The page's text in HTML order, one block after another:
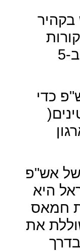
שונים הוא אמור לדון ב-5
כדי
אש"פ
היא
חמאס
את